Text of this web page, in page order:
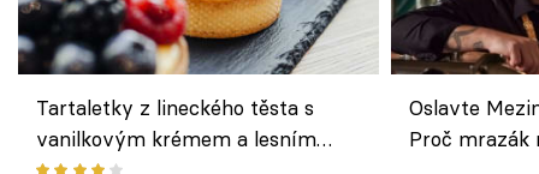
Tartaletky z lineckého těsta s
vanilkovým krémem a lesním
Oslavte
Proč